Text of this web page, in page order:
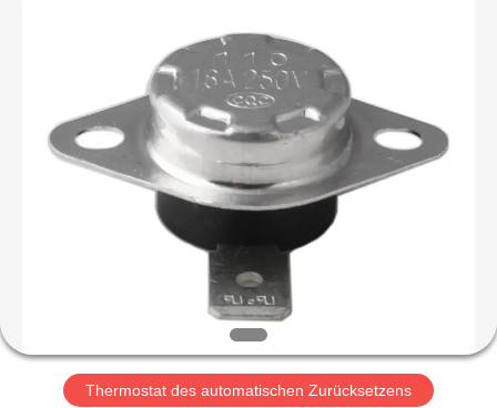
HAUS
PRODUKTE
VR
SHOW
Thermostat des automatischen Zurücksetzens